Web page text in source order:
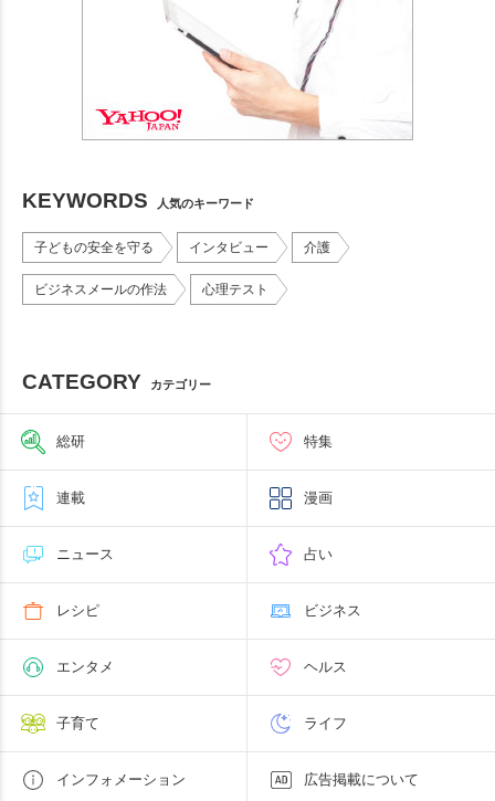
KEYWORDS 人気のキーワード
子どもの安全を守る インタビュー 介護
ビジネスメールの作法 心理テスト
CATEGORY カテゴリー
総研 特集
連載 漫画
ニュース 占い
レシピ ビジネス
エンタメ ヘルス
子育て ライフ
インフォメーション 広告掲載について